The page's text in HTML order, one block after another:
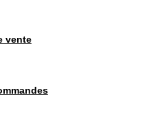
vente